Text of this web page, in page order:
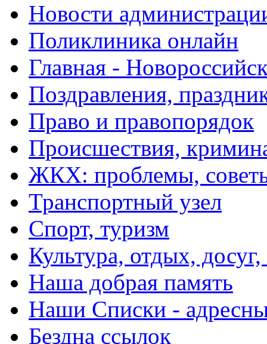
Новости
Поликлиника онлайн
Главная -
Поздравления,
Право и правопорядок
Происшествия,
ЖКХ: проблемы,
Транспортный узел
Спорт, туризм
Культура, отдых,
Наша добрая память
Наши Списки -
Бездна ссылок